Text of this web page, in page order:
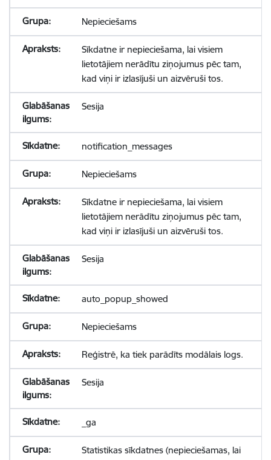
Nepieciešams
Sīkdatne ir nepieciešama, lai visiem
lietotājiem nerādītu ziņojumus pēc tam,
kad viņi ir izlasījuši un aizvēruši tos.
Sesija
notification_messages
Nepieciešams
Sīkdatne ir nepieciešama, lai visiem
lietotājiem nerādītu ziņojumus pēc tam,
kad viņi ir izlasījuši un aizvēruši tos.
Sesija
auto_popup_showed
Nepieciešams
Reģistrē, ka tiek parādīts modālais logs.
Sesija
_ga
Statistikas sīkdatnes (nepieciešamas, lai